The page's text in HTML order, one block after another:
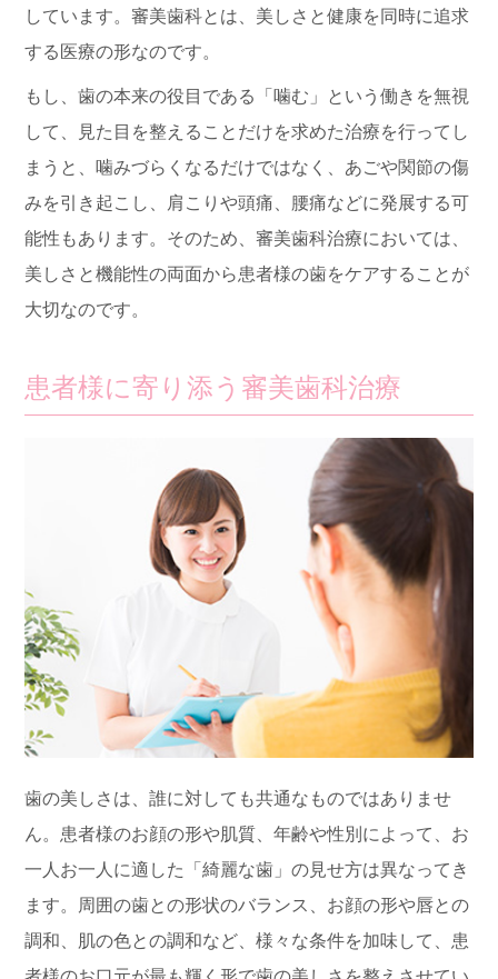
しています。審美歯科とは、美しさと健康を同時に追求
する医療の形なのです。
もし、歯の本来の役目である「噛む」という働きを無視
して、見た目を整えることだけを求めた治療を行ってし
まうと、噛みづらくなるだけではなく、あごや関節の傷
みを引き起こし、肩こりや頭痛、腰痛などに発展する可
能性もあります。そのため、審美歯科治療においては、
美しさと機能性の両面から患者様の歯をケアすることが
大切なのです。
患者様に寄り添う審美歯科治療
歯の美しさは、誰に対しても共通なものではありませ
ん。患者様のお顔の形や肌質、年齢や性別によって、お
一人お一人に適した「綺麗な歯」の見せ方は異なってき
ます。周囲の歯との形状のバランス、お顔の形や唇との
調和、肌の色との調和など、様々な条件を加味して、患